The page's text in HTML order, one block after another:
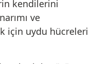
kendilerini
ve
için uydu hücreleri